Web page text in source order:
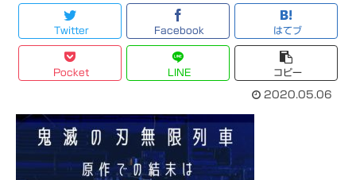
Twitter Facebook はてブ
Pocket LINE コピー
2020.05.06